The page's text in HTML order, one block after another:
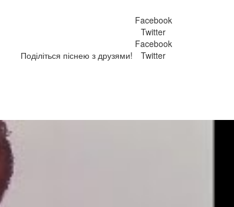
Поділіться піснею з друзями!
Facebook
Twitter
Facebook
Twitter